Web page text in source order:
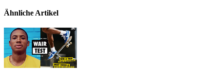
Ähnliche Artikel